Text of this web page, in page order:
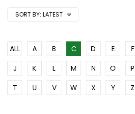
SORT BY: LATEST
ALL A B C D E F
J
K L M N O P
T
U V W X Y Z